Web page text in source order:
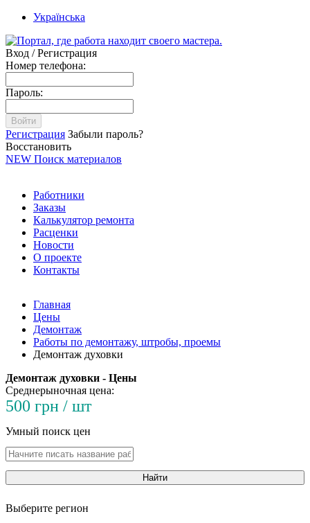
Українська
Вход / Регистрация
Номер телефона:
Пароль:
Войти
Регистрация Забыли пароль?
Восстановить
NEW Поиск материалов
Работники
Заказы
Калькулятор ремонта
Расценки
Новости
О проекте
Контакты
Главная
Цены
Демонтаж
Работы по демонтажу, штробы, проемы
Демонтаж духовки
Демонтаж духовки - Цены
Среднерыночная цена:
500 грн / шт
Умный поиск цен
Найти
Выберите регион